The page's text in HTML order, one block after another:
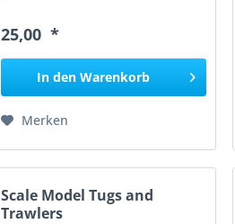
practices in the field. It
emphasizes the...
25,00 *
In den Warenkorb
Merken
Scale Model Tugs and
Trawlers